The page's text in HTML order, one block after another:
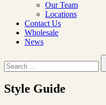
Our Team
Locations
Contact Us
Wholesale
News
Style Guide